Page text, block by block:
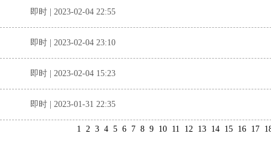
即时 | 2023-02-04 22:55
即时 | 2023-02-04 23:10
即时 | 2023-02-04 15:23
即时 | 2023-01-31 22:35
1 2 3 4 5 6 7 8 9 10 11 12 13 14 15 16 17